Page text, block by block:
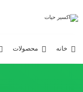
خانه محصولات